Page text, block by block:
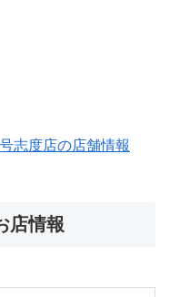
志度店の店舗情報
店情報